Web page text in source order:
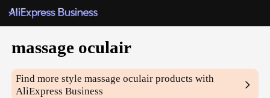
massage oculair
Find more stylemassage oculair products with
AliExpress Business